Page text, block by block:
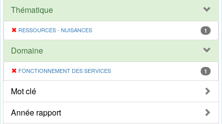
Thématique
RESSOURCES - NUISANCES 1
Domaine
FONCTIONNEMENT DES SERVICES 1
Mot clé
Année rapport